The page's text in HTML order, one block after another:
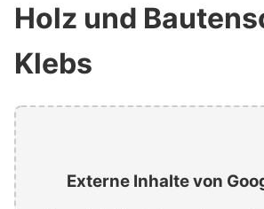
Holz und
Klebs
Externe Inhalte von